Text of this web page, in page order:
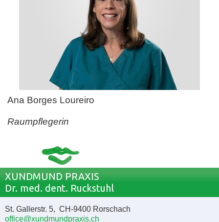
Ana Borges Loureiro
Raumpflegerin
XUNDMUND PRAXIS
Dr. med. dent. Ruckstuhl
St. Gallerstr. 5, CH-9400 Rorschach
office@xundmundpraxis.ch